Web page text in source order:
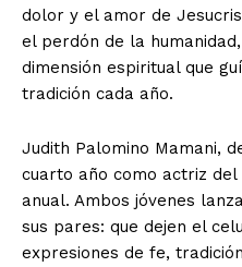
dolor y el amor de
el perdón de la
dimensión espiritual que
tradición cada año.
Judith Palomino Mamani,
cuarto año como actriz
anual. Ambos jóvenes
sus pares: que dejen el
expresiones de fe,